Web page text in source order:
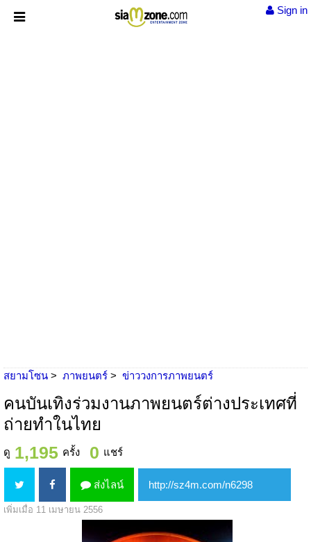
Sign in
สยามโซน ภาพยนตร์ ข่าววงการภาพยนตร์
คนบันเทิงร่วมงานภาพยนตร์ต่างประเทศที่
ถ่ายทำในไทย
ดู 1,195 ครั้ง 0 แชร์
ส่งไลน์
เพิ่มเมื่อ 11 เมษายน 2556